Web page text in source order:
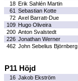
18 Erik Sahlén Martin
61 Sebastian Kotte
72 Axel Barratt-Due
109 Hugo Oliveira
200 Anton Svalstedt
226 Jonathan Werner
462 John Sebelius Björnberg
P11 Höjd
16 Jakob Ekström